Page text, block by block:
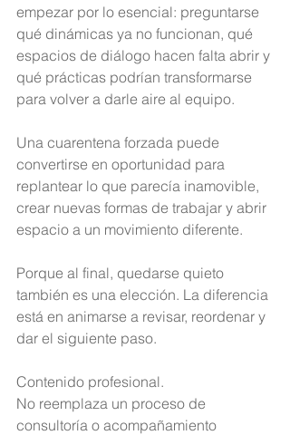
empezar por lo esencial: preguntarse
qué dinámicas ya no funcionan, qué
espacios de diálogo hacen falta abrir y
qué prácticas podrían transformarse
para volver a darle aire al equipo.
Una cuarentena forzada puede
convertirse en oportunidad para
replantear lo que parecía inamovible,
crear nuevas formas de trabajar y abrir
espacio a un movimiento diferente.
Porque al final, quedarse quieto
también es una elección. La diferencia
está en animarse a revisar, reordenar y
dar el siguiente paso.
Contenido profesional.
No reemplaza un proceso de
consultoría o acompañamiento